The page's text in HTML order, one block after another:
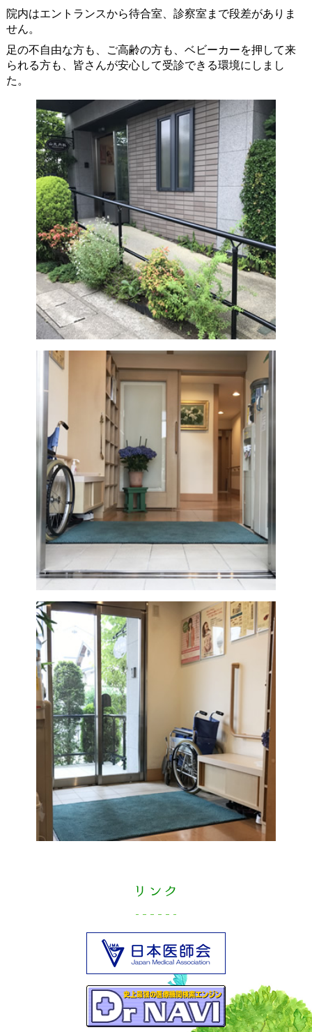
院内はエントランスから待合室、診察室まで段差がありま
せん。
足の不自由な方も、ご高齢の方も、ベビーカーを押して来
られる方も、皆さんが安心して受診できる環境にしまし
た。